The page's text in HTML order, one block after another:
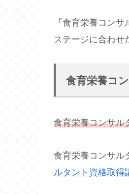
『食育栄養コン
ステージに合わせ
食育栄養コ
食育栄養コンサル
食育栄養コンサル
ルタント資格取得